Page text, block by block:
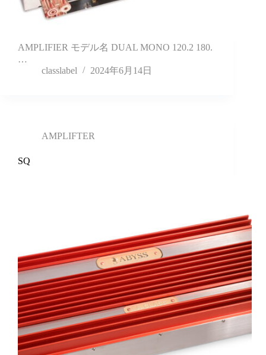
AMPLIFIER モデル名 DUAL MONO 120.2 180.
…
classlabel
2024年6月14日
AMPLIFTER
SQ